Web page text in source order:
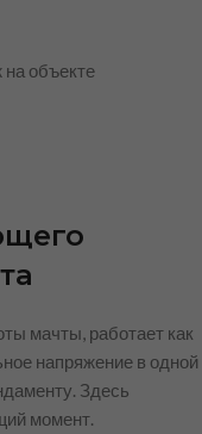
объекте
мачты, работает как
напряжение в одной
Здесь
момент.